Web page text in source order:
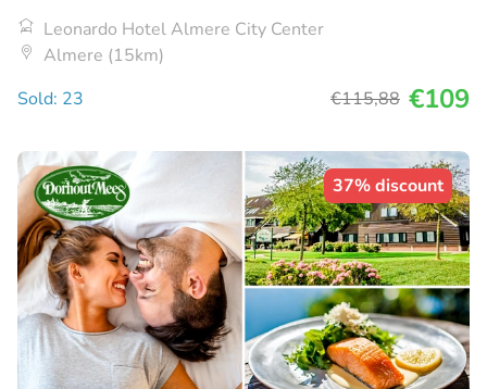
Leonardo Hotel Almere City Center
Almere (15km)
Sold: 23
€115,88 €109
37% discount